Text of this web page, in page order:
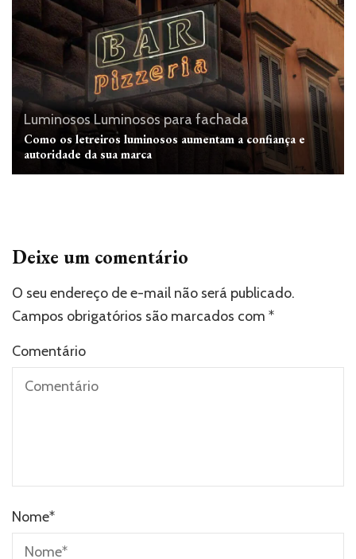
Luminosos Luminosos para fachada
Como os letreiros luminosos aumentam a confiança e
autoridade da sua marca
Deixe um comentário
O seu endereço de e-mail não será publicado.
Campos obrigatórios são marcados com *
Comentário
Nome*